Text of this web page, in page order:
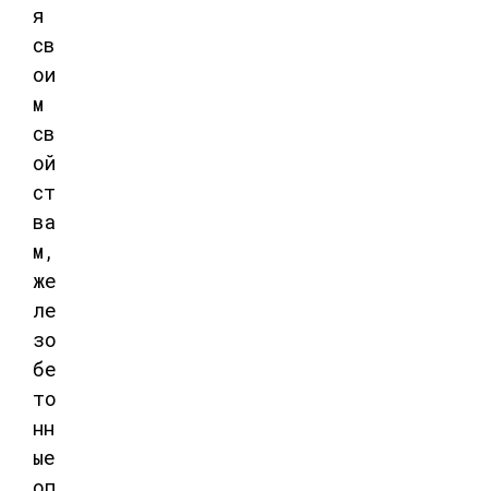
я
св
ои
м
св
ой
ст
ва
м,
же
ле
зо
бе
то
нн
ые